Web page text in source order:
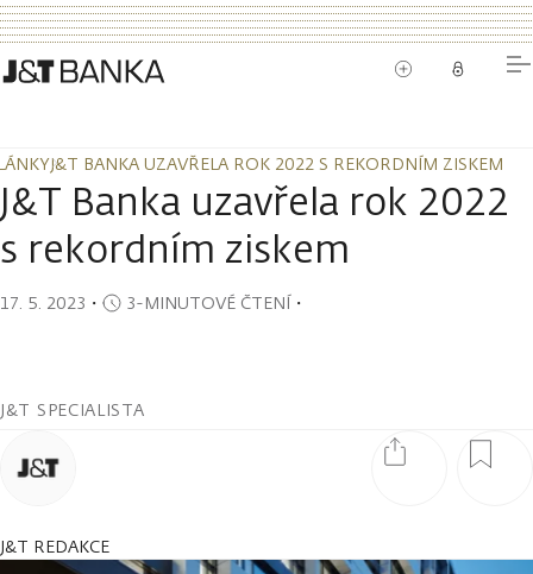
J&T BANKA UZAVŘELA ROK 2022 S REKORDNÍM ZISKEM
J&T BANKA UZAVŘELA ROK 2022 S REKORDNÍM ZISKEM
J&T Banka uzavřela rok 2022
s rekordním ziskem
17. 5. 2023 ・ 3-MINUTOVÉ ČTENÍ・
J&T SPECIALISTA
J&T REDAKCE